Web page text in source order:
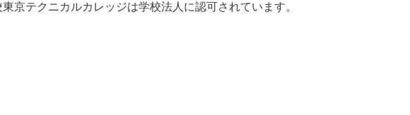
京テクニカルカレッジは学校法人に認可されています。